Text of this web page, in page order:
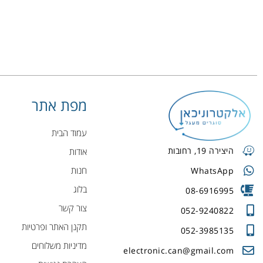
היצירה 19, רחובות
WhatsApp
08-6916995
052-9240822
052-3985135
electronic.can@gmail.com
מפת אתר
עמוד הבית
אודות
חנות
בלוג
צור קשר
תקנן האתר ופרטיות
מדיניות משלוחים